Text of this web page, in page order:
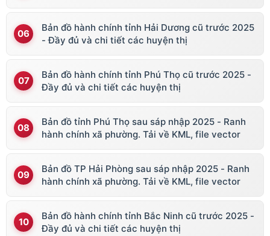
Bản đồ hành chính tỉnh Hải Dương cũ trước 2025
- Đầy đủ và chi tiết các huyện thị
Bản đồ hành chính tỉnh Phú Thọ cũ trước 2025 -
Đầy đủ và chi tiết các huyện thị
Bản đồ tỉnh Phú Thọ sau sáp nhập 2025 - Ranh
hành chính xã phường. Tải về KML, file vector
Bản đồ TP Hải Phòng sau sáp nhập 2025 - Ranh
hành chính xã phường. Tải về KML, file vector
Bản đồ hành chính tỉnh Bắc Ninh cũ trước 2025 -
Đầy đủ và chi tiết các huyện thị